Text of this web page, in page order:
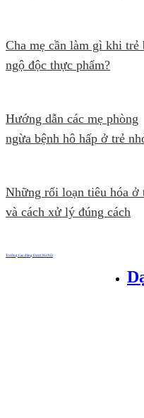
Cha mẹ cần làm gì khi trẻ
ngộ độc thực phẩm?
Hướng dẫn các mẹ phòng
ngừa bệnh hô hấp ở trẻ
Những rối loạn tiêu hóa ở
và cách xử lý đúng cách
Trường Cao đẳng Dược Hà Nội